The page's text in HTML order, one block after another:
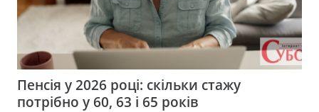
Пенсія у 2026 році: скільки стажу
потрібно у 60, 63 і 65 років